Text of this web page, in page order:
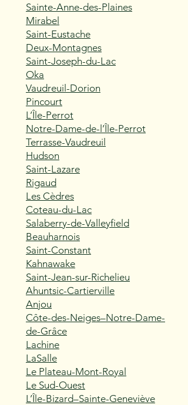
Sainte-Anne-des-Plaines
Mirabel
Saint-Eustache
Deux-Montagnes
Saint-Joseph-du-Lac
Oka
Vaudreuil-Dorion
Pincourt
L’Île-Perrot
Notre-Dame-de-l’Île-Perrot
Terrasse-Vaudreuil
Hudson
Saint-Lazare
Rigaud
Les Cèdres
Coteau-du-Lac
Salaberry-de-Valleyfield
Beauharnois
Saint-Constant
Kahnawake
Saint-Jean-sur-Richelieu
Ahuntsic-Cartierville
Anjou
Côte-des-Neiges–Notre-Dame-
de-Grâce
Lachine
LaSalle
Le Plateau-Mont-Royal
Le Sud-Ouest
L’Île-Bizard–Sainte-Geneviève